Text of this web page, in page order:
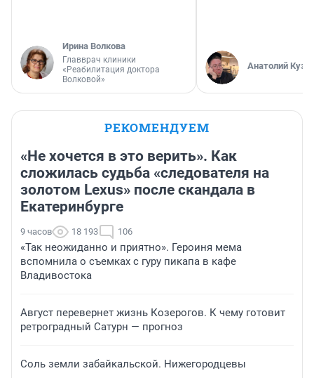
Ирина Волкова
Главврач клиники
«Реабилитация доктора
Волковой»
Анатолий
РЕКОМЕНДУЕМ
«Не хочется в это верить». Как
сложилась судьба «следователя на
золотом Lexus» после скандала в
Екатеринбурге
9 часов 18 193 106
«Так неожиданно и приятно». Героиня мема
вспомнила о съемках с гуру пикапа в кафе
Владивостока
Август перевернет жизнь Козерогов. К чему готовит
ретроградный Сатурн — прогноз
Соль земли забайкальской. Нижегородцевы